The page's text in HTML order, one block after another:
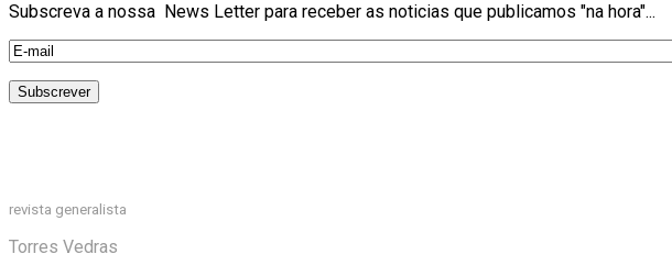
Subscreva a nossa News Letter para receber as noticias que publicamos "na hora"...
revista generalista
Torres Vedras